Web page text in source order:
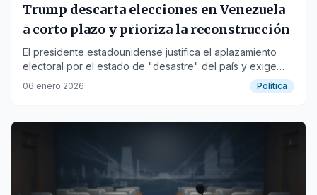
Trump descarta elecciones en Venezuela
a corto plazo y prioriza la reconstrucción
El presidente estadounidense justifica el aplazamiento
electoral por el estado de "desastre" del país y exige
acceso total al petróleo.
06 enero 2026 Política